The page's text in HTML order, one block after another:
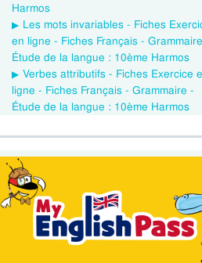
Harmos
Les mots invariables - Fiches
en ligne - Fiches Français -
Étude de la langue : 10ème Harmos
Verbes attributifs - Fiches Exercice
ligne - Fiches Français - Grammaire -
Étude de la langue : 10ème Harmos